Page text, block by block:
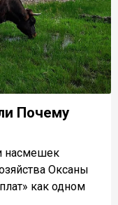
Почему
насмешек
Оксаны
как одном